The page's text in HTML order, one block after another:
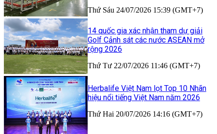
Thứ Sáu 24/07/2026 15:39 (GMT+7)
14 quốc gia xác nhận tham dự giải
Golf Cảnh sát các nước ASEAN mở
rộng 2026
Thứ Tư 22/07/2026 11:46 (GMT+7)
Herbalife Việt Nam lọt Top 10 Nhãn
hiệu nổi tiếng Việt Nam năm 2026
Thứ Hai 20/07/2026 14:16 (GMT+7)